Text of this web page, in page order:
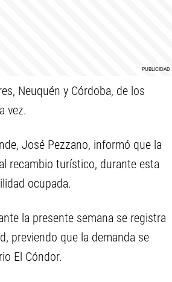
Neuquén y Córdoba, de los
vez.
José Pezzano, informó que la
recambio turístico, durante esta
ocupada.
la presente semana se registra
previendo que la demanda se
El Cóndor.